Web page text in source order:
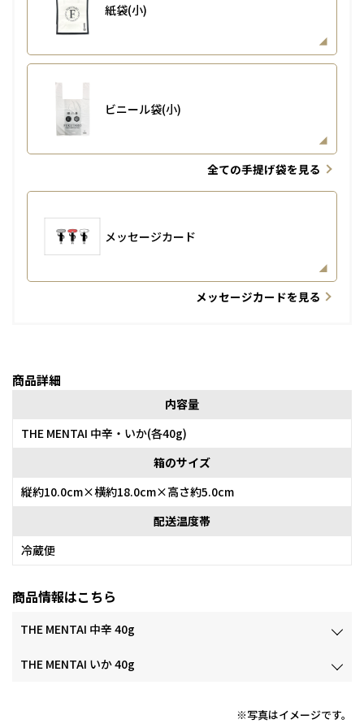
紙袋(小)
ビニール袋(小)
全ての手提げ袋を見る
メッセージカード
メッセージカードを見る
商品詳細
内容量
THE MENTAI 中辛・いか(各40g)
箱のサイズ
縦約10.0cm×横約18.0cm×高さ約5.0cm
配送温度帯
冷蔵便
商品情報はこちら
THE MENTAI 中辛 40g
THE MENTAI いか 40g
※写真はイメージです。